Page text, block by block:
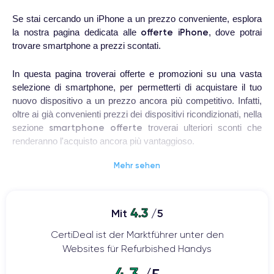
Se stai cercando un iPhone a un prezzo conveniente, esplora
la nostra pagina dedicata alle offerte iPhone, dove potrai
trovare smartphone a prezzi scontati.
In questa pagina troverai offerte e promozioni su una vasta
selezione di smartphone, per permetterti di acquistare il tuo
nuovo dispositivo a un prezzo ancora più competitivo. Infatti,
oltre ai già convenienti prezzi dei dispositivi ricondizionati, nella
sezione smartphone offerte troverai ulteriori sconti che
renderanno l'acquisto ancora più vantaggioso.
offerte iPhonee smartphone sono pensate per
precedente, troverai una gamma completa di dispositivi adatti
classici, offriamo diverse opzioni tra cui scegliere.
Perché acquistare un iPhone
Mehr sehen
Mit 4.3/5
CertiDeal ist der Marktführer unter den
Websites für Refurbished Handys